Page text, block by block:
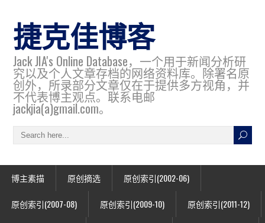
捷克佳博客
Jack JIA's Online Database，一个用于新闻分析研
究以及个人文章存档的网络资料库。除署名原
创外，所录部分文章仅在于提供多方视角，并
不代表博主观点。联系电邮
jackjia(a)gmail.com。
博主素描 原创摘选 原创索引(2002-06)
原创索引(2007-08) 原创索引(2009-10) 原创索引(2011-12)